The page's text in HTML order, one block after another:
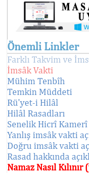
Önemli Linkler
Farklı Takvim ve
İmsâk Vakti
Mühim Tenbîh
Temkin Müddeti
Rü'yet-i Hilâl
Hilâl Rasadları
Senelik Hicrî
Yanlış imsâk vakti
Doğru imsâk vakti
Rasad hakkında
Namaz Nasıl